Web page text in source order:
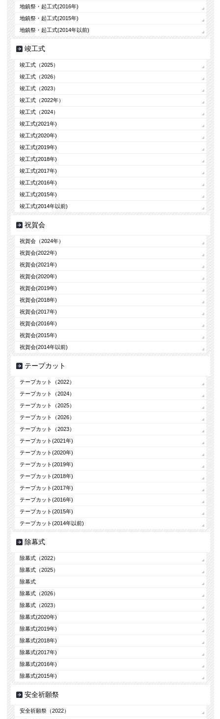
地鎮祭・起工式(2016年)
地鎮祭・起工式(2015年)
地鎮祭・起工式(2014年以前)
竣工式
竣工式（2025）
竣工式（2026）
竣工式（2023）
竣工式（2022年）
竣工式（2024）
竣工式(2021年)
竣工式(2020年)
竣工式(2019年)
竣工式(2018年)
竣工式(2017年)
竣工式(2016年)
竣工式(2015年)
竣工式(2014年以前)
祝賀会
祝賀会（2024年）
祝賀会(2022年)
祝賀会(2021年)
祝賀会(2020年)
祝賀会(2019年)
祝賀会(2018年)
祝賀会(2017年)
祝賀会(2016年)
祝賀会(2015年)
祝賀会(2014年以前)
テープカット
テープカット（2022）
テープカット（2024）
テープカット（2025）
テープカット（2026）
テープカット（2023）
テープカット(2021年)
テープカット(2020年)
テープカット(2019年)
テープカット(2018年)
テープカット(2017年)
テープカット(2016年)
テープカット(2015年)
テープカット(2014年以前)
除幕式
除幕式（2022）
除幕式（2025）
除幕式
除幕式（2026）
除幕式（2023）
除幕式(2020年)
除幕式(2019年)
除幕式(2018年)
除幕式(2017年)
除幕式(2016年)
除幕式(2015年)
安全祈願祭
安全祈願祭（2022）